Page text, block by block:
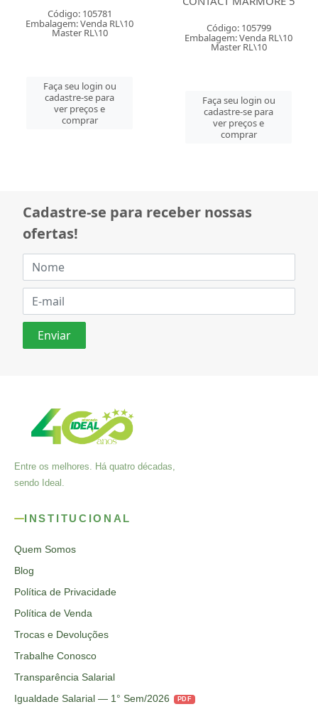
Código: 105781
Embalagem: Venda RL\10
Master RL\10
Faça seu login ou
cadastre-se para
ver preços e
comprar
Código: 105799
Embalagem: Venda RL\10
Master RL\10
Faça seu login ou
cadastre-se para
ver preços e
comprar
Cadastre-se para receber nossas
ofertas!
Entre os melhores. Há quatro décadas,
sendo Ideal.
INSTITUCIONAL
Quem Somos
Blog
Política de Privacidade
Política de Venda
Trocas e Devoluções
Trabalhe Conosco
Transparência Salarial
Igualdade Salarial — 1° Sem/2026
PDF